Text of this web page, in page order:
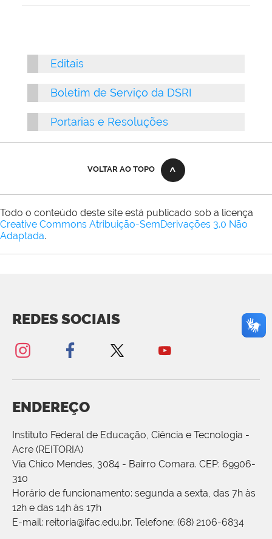
Editais
Boletim de Serviço da DSRI
Portarias e Resoluções
VOLTAR AO TOPO
Todo o conteúdo deste site está publicado sob a licença
Creative Commons Atribuição-SemDerivações 3.0 Não
Adaptada.
REDES SOCIAIS
ENDEREÇO
Instituto Federal de Educação, Ciência e Tecnologia -
Acre (REITORIA)
Via Chico Mendes, 3084 - Bairro Comara. CEP: 69906-
310
Horário de funcionamento: segunda a sexta, das 7h às
12h e das 14h às 17h
E-mail: reitoria@ifac.edu.br. Telefone: (68) 2106-6834